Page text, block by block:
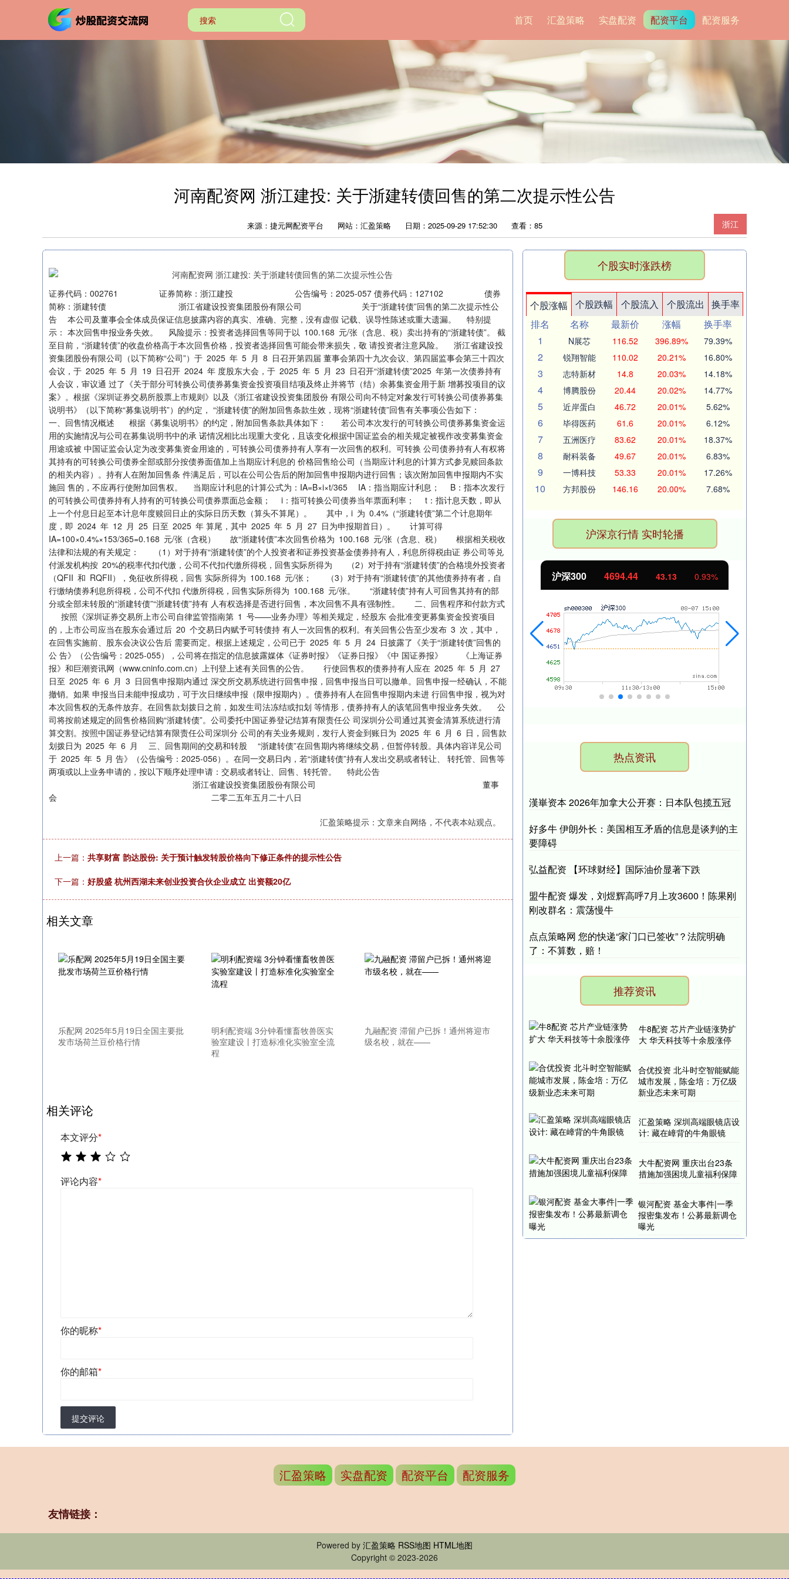
首页 汇盈策略 实盘配资 配资平台 配资服务
河南配资网 浙江建投: 关于浙建转债回售的第二次提示性公告
浙江
来源：捷元网配资平台 网站：汇盈策略 日期：2025-09-29 17:52:30 查看：85
证券代码：002761 证券简称：浙江建投 公告编号：2025-057 债券代码：127102 债券
简称：浙建转债 浙江省建设投资集团股份有限公司 关于“浙建转债”回售的第二次提示性公
告 本公司及董事会全体成员保证信息披露内容的真实、准确、完整，没有虚假 记载、误导性陈述或重大遗漏。 特别提
示： 本次回售申报业务失效。 风险提示：投资者选择回售等同于以 100.168 元/张（含息、税）卖出持有的“浙建转债”。 截
至目前，“浙建转债”的收盘价格高于本次回售价格，投资者选择回售可能会带来损失，敬 请投资者注意风险。 浙江省建设投
资集团股份有限公司（以下简称“公司”）于 2025 年 5 月 8 日召开第四届 董事会第四十九次会议、第四届监事会第三十四次
会议，于 2025 年 5 月 19 日召开 2024 年 度股东大会，于 2025 年 5 月 23 日召开“浙建转债”2025 年第一次债券持有
人会议，审议通 过了《关于部分可转换公司债券募集资金投资项目结项及终止并将节（结）余募集资金用于新 增募投项目的议
案》。根据《深圳证券交易所股票上市规则》以及《浙江省建设投资集团股份 有限公司向不特定对象发行可转换公司债券募集
说明书》（以下简称“募集说明书”）的约定， “浙建转债”的附加回售条款生效，现将“浙建转债”回售有关事项公告如下：
一、回售情况概述 根据《募集说明书》的约定，附加回售条款具体如下： 若公司本次发行的可转换公司债券募集资金运
用的实施情况与公司在募集说明书中的承 诺情况相比出现重大变化，且该变化根据中国证监会的相关规定被视作改变募集资金
用途或被 中国证监会认定为改变募集资金用途的，可转换公司债券持有人享有一次回售的权利。可转换 公司债券持有人有权将
其持有的可转换公司债券全部或部分按债券面值加上当期应计利息的 价格回售给公司（当期应计利息的计算方式参见赎回条款
的相关内容）。持有人在附加回售条 件满足后，可以在公司公告后的附加回售申报期内进行回售；该次附加回售申报期内不实
施回 售的，不应再行使附加回售权。 当期应计利息的计算公式为：IA=B×i×t/365 IA：指当期应计利息； B：指本次发行
的可转换公司债券持有人持有的可转换公司债券票面总金额； i：指可转换公司债券当年票面利率； t：指计息天数，即从
上一个付息日起至本计息年度赎回日止的实际日历天数（算头不算尾）。 其中，i 为 0.4%（“浙建转债”第二个计息期年
度，即 2024 年 12 月 25 日至 2025 年 算尾，其中 2025 年 5 月 27 日为申报期首日）。 计算可得
IA=100×0.4%×153/365=0.168 元/张（含税） 故“浙建转债”本次回售价格为 100.168 元/张（含息、税） 根据相关税收
法律和法规的有关规定： （1）对于持有“浙建转债”的个人投资者和证券投资基金债券持有人，利息所得税由证 券公司等兑
付派发机构按 20%的税率代扣代缴，公司不代扣代缴所得税，回售实际所得为 （2）对于持有“浙建转债”的合格境外投资者
（QFII 和 RQFII），免征收所得税，回售 实际所得为 100.168 元/张； （3）对于持有“浙建转债”的其他债券持有者，自
行缴纳债券利息所得税，公司不代扣 代缴所得税，回售实际所得为 100.168 元/张。 “浙建转债”持有人可回售其持有的部
分或全部未转股的“浙建转债”“浙建转债”持有 人有权选择是否进行回售，本次回售不具有强制性。 二、回售程序和付款方式
按照《深圳证券交易所上市公司自律监管指南第 1 号——业务办理》等相关规定，经股东 会批准变更募集资金投资项目
的，上市公司应当在股东会通过后 20 个交易日内赋予可转债持 有人一次回售的权利。有关回售公告至少发布 3 次，其中，
在回售实施前、股东会决议公告后 需要而定。根据上述规定，公司已于 2025 年 5 月 24 日披露了《关于“浙建转债”回售的
公 告》（公告编号：2025-055），公司将在指定的信息披露媒体《证券时报》《证券日报》《中 国证券报》 《上海证券
报》和巨潮资讯网（www.cninfo.com.cn）上刊登上述有关回售的公告。 行使回售权的债券持有人应在 2025 年 5 月 27
日至 2025 年 6 月 3 日回售申报期内通过 深交所交易系统进行回售申报，回售申报当日可以撤单。回售申报一经确认，不能
撤销。如果 申报当日未能申报成功，可于次日继续申报（限申报期内）。债券持有人在回售申报期内未进 行回售申报，视为对
本次回售权的无条件放弃。在回售款划拨日之前，如发生司法冻结或扣划 等情形，债券持有人的该笔回售申报业务失效。 公
司将按前述规定的回售价格回购“浙建转债”。公司委托中国证券登记结算有限责任公 司深圳分公司通过其资金清算系统进行清
算交割。按照中国证券登记结算有限责任公司深圳分 公司的有关业务规则，发行人资金到账日为 2025 年 6 月 6 日，回售款
划拨日为 2025 年 6 月 三、回售期间的交易和转股 “浙建转债”在回售期内将继续交易，但暂停转股。具体内容详见公司
于 2025 年 5 月 告》（公告编号：2025-056）。在同一交易日内，若“浙建转债”持有人发出交易或者转让、 转托管、回售等
两项或以上业务申请的，按以下顺序处理申请：交易或者转让、回售、转托管。 特此公告
浙江省建设投资集团股份有限公司 董事
会 二零二五年五月二十八日
汇盈策略提示：文章来自网络，不代表本站观点。
上一篇： 共享财富 韵达股份: 关于预计触发转股价格向下修正条件的提示性公告
下一篇： 好股盛 杭州西湖未来创业投资合伙企业成立 出资额20亿
相关文章
乐配网 2025年5月19日全国主要批
发市场荷兰豆价格行情
明利配资端 3分钟看懂畜牧兽医实
验室建设丨打造标准化实验室全流
程
九融配资 滞留户已拆！通州将迎市
级名校，就在——
相关评论
本文评分*
评论内容*
你的昵称*
你的邮箱*
提交评论
个股实时涨跌榜
个股涨幅 个股跌幅 个股流入 个股流出
换手率
排名
名称 最新价 涨幅
换手率
1
N展芯 116.52 396.89% 79.39%
2 锐翔智能 110.02 20.21% 16.80%
3 志特新材 14.8 20.03% 14.18%
4 博腾股份 20.44 20.02% 14.77%
5 近岸蛋白 46.72 20.01% 5.62%
6 毕得医药 61.6 20.01% 6.12%
7 五洲医疗 83.62 20.01% 18.37%
8 耐科装备 49.67 20.01% 6.83%
9 一博科技 53.33 20.01% 17.26%
10 方邦股份 146.16 20.00% 7.68%
沪深京行情 实时轮播
上证指数 3940.04 39.68 1.02% 深证成指 14311.01 200.89 1.42% 沪深300 4694.44 43.13 0.93%
热点资讯
漢崋资本 2026年加拿大公开赛：日本队包揽五冠
好多牛 伊朗外长：美国相互矛盾的信息是谈判的主
要障碍
弘益配资 【环球财经】国际油价显著下跌
盟牛配资 爆发，刘煜辉高呼7月上攻3600！陈果刚
刚改群名：震荡慢牛
点点策略网 您的快递“家门口已签收”？法院明确
了：不算数，赔！
推荐资讯
牛8配资 芯片产业链涨势扩
大 华天科技等十余股涨停
合优投资 ​北斗时空智能赋能
城市发展，陈金培：万亿级
新业态未来可期​
汇盈策略 深圳高端眼镜店设
计: 藏在嶂背的牛角眼镜
大牛配资网 重庆出台23条
措施加强困境儿童福利保障
银河配资 基金大事件|一季
报密集发布！公募最新调仓
曝光
汇盈策略 实盘配资 配资平台 配资服务
友情链接：
Powered by 汇盈策略 RSS地图 HTML地图
Copyright © 2023-2026